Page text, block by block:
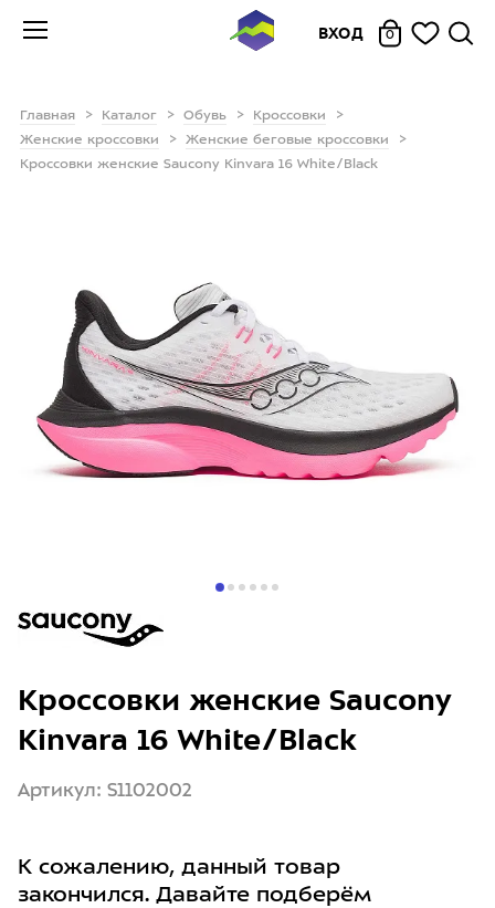
ВХОД 0
Главная Каталог Обувь
Кроссовки
Женские кроссовки
Женские беговые кроссовки
Кроссовки женские Saucony Kinvara 16 White/Black
Кроссовки женские Saucony
Kinvara 16 White/Black
Артикул: S1102002
К сожалению, данный товар
закончился. Давайте подберём